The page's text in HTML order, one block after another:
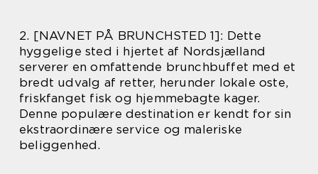
2. [NAVNET PÅ BRUNCHSTED 1]: Dette
hyggelige sted i hjertet af Nordsjælland
serverer en omfattende brunchbuffet med et
bredt udvalg af retter, herunder lokale oste,
friskfanget fisk og hjemmebagte kager.
Denne populære destination er kendt for sin
ekstraordinære service og maleriske
beliggenhed.